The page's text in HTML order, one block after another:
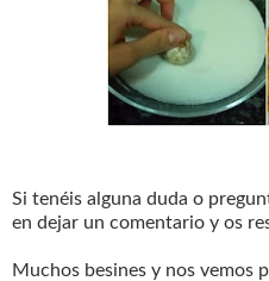
Si tenéis alguna duda o
en dejar un comentario y os
Muchos besines y nos vemos